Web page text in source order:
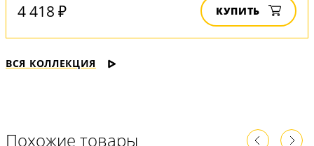
4 418 ₽ КУПИТЬ
ВСЯ КОЛЛЕКЦИЯ
Похожие товары